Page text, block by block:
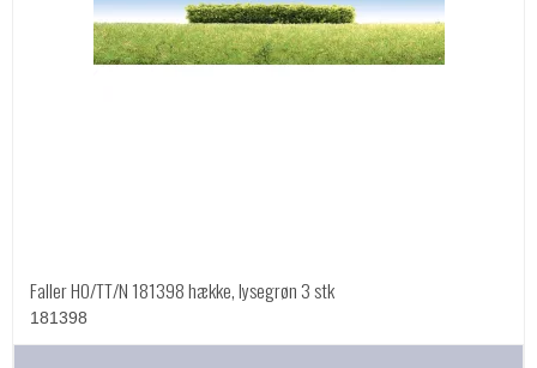
Faller HO/TT/N 181398 hække, lysegrøn 3 stk
181398